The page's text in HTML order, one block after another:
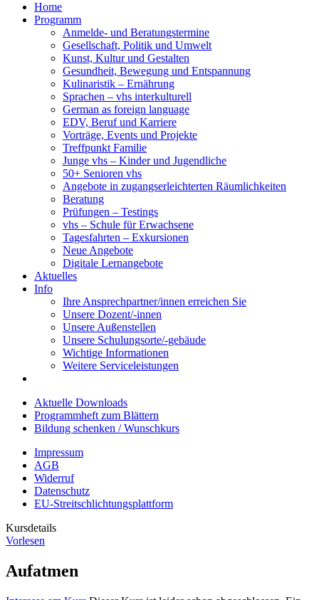
Home
Programm
Anmelde- und Beratungstermine
Gesellschaft, Politik und Umwelt
Kunst, Kultur und Gestalten
Gesundheit, Bewegung und Entspannung
Kulinaristik – Ernährung
Sprachen – vhs interkulturell
German as foreign language
EDV, Beruf und Karriere
Vorträge, Events und Projekte
Treffpunkt Familie
Junge vhs – Kinder und Jugendliche
50+ Senioren vhs
Angebote in zugangserleichterten Räumlichkeiten
Beratung
Prüfungen – Testings
vhs – Schule für Erwachsene
Tagesfahrten – Exkursionen
Neue Angebote
Digitale Lernangebote
Aktuelles
Info
Ihre Ansprechpartner/innen erreichen Sie
Unsere Dozent/-innen
Unsere Außenstellen
Unsere Schulungsorte/-gebäude
Wichtige Informationen
Weitere Serviceleistungen
Aktuelle Downloads
Programmheft zum Blättern
Bildung schenken / Wunschkurs
Impressum
AGB
Widerruf
Datenschutz
EU-Streitschlichtungsplattform
Kursdetails
Vorlesen
Aufatmen